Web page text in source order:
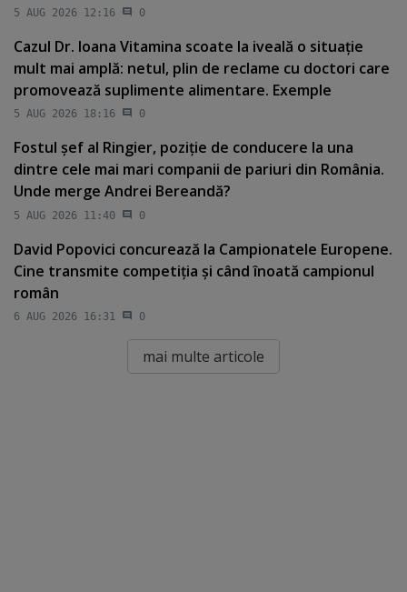
5 AUG 2026 12:16 0
Cazul Dr. Ioana Vitamina scoate la iveală o situaţie
mult mai amplă: netul, plin de reclame cu doctori care
promovează suplimente alimentare. Exemple
5 AUG 2026 18:16 0
Fostul şef al Ringier, poziţie de conducere la una
dintre cele mai mari companii de pariuri din România.
Unde merge Andrei Bereandă?
5 AUG 2026 11:40 0
David Popovici concurează la Campionatele Europene.
Cine transmite competiţia şi când înoată campionul
român
6 AUG 2026 16:31 0
mai multe articole